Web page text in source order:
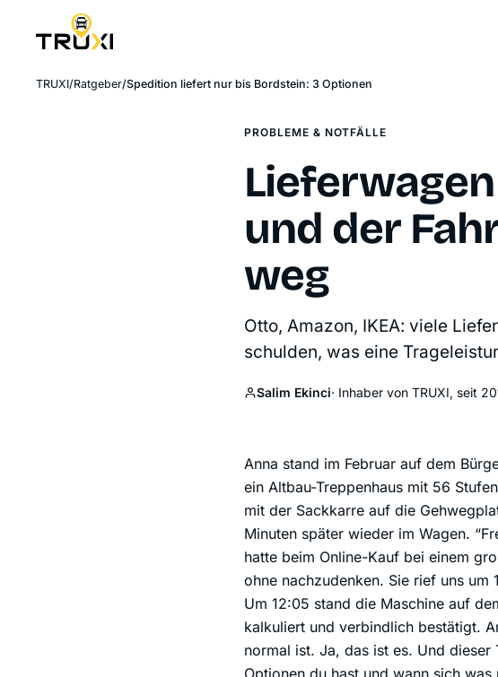
TRUXI Ratgeber Spedition liefert nur bis Bordstein: 3 Optionen
PROBLEME & NOTFÄLLE
und der
weg
Otto, Amazon, IKEA: viele
schulden, was eine
Salim Ekinci· Inhaber von TRUXI, seit
Anna stand im Februar auf dem
ein Altbau-Treppenhaus mit 56
mit der Sackkarre auf die
Minuten später wieder im Wagen.
hatte beim Online-Kauf bei einem
ohne nachzudenken. Sie rief uns um
Um 12:05 stand die Maschine auf
kalkuliert und verbindlich bestätigt.
normal ist. Ja, das ist es. Und
Optionen du hast und wann sich was